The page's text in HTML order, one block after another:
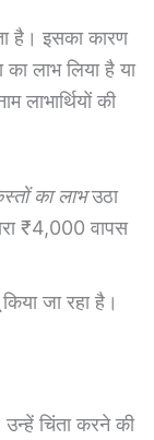
है। इसका कारण
लाभ लिया है या
लाभार्थियों की
का लाभउठा
₹4,000 वापस
जा रहा है।
चिंता करने की